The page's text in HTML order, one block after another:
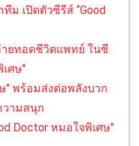
ทีม เปิดตัวซีรีส์ “Good
ยทอดชีวิตแพทย์ ในซี
เศษ"
" พร้อมส่งต่อพลังบวก
วามสนุก
Doctor หมอใจพิเศษ"